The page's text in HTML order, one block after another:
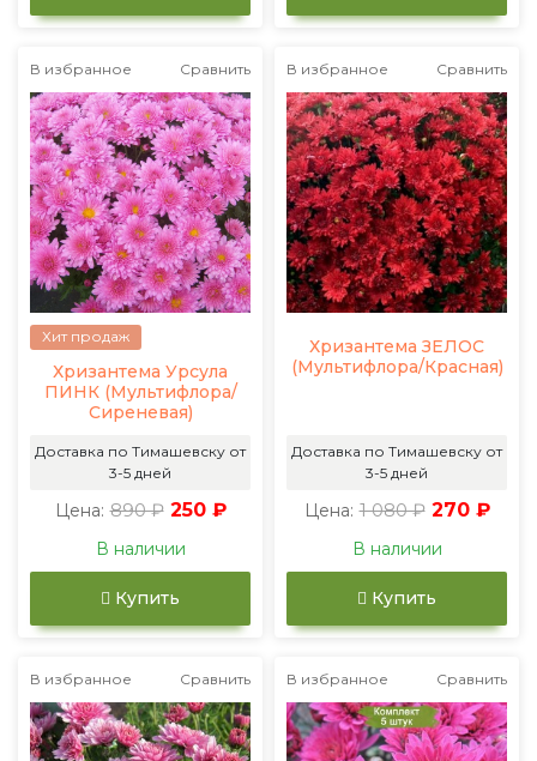
В избранное Сравнить
Хит продаж
Хризантема Урсула
ПИНК (Мультифлора/
Сиреневая)
Доставка по Тимашевску от
3-5 дней
Цена: 890 ₽ 250 ₽
В наличии
Купить
В избранное Сравнить
Хризантема ЗЕЛОС
(Мультифлора/Красная)
Доставка по Тимашевску от
3-5 дней
Цена: 1 080 ₽ 270 ₽
В наличии
Купить
В избранное Сравнить В избранное Сравнить